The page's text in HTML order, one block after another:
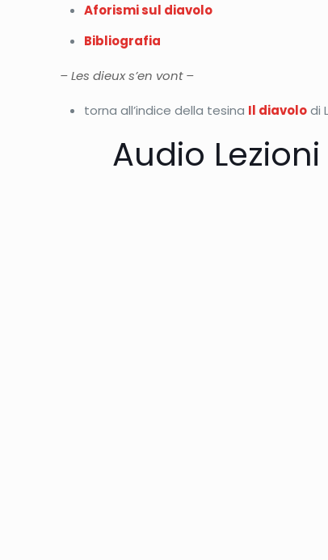
Aforismi sul diavolo
Bibliografia
– Les dieux s’en vont –
torna all’indice della tesina Il diavolodi
Audio